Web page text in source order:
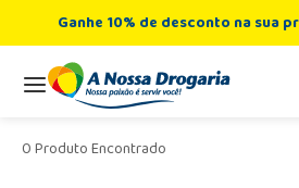
Ganhe 10% de desconto na sua
0 Produto Encontrado